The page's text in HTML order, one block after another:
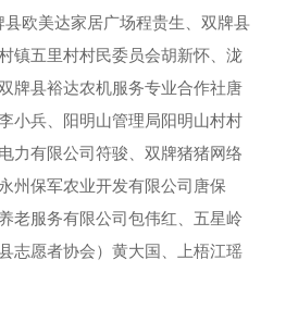
欧美达家居广场程贵生、双牌县
镇五里村村民委员会胡新怀、泷
牌县裕达农机服务专业合作社唐
小兵、阳明山管理局阳明山村村
力有限公司符骏、双牌猪猪网络
州保军农业开发有限公司唐保
老服务有限公司包伟红、五星岭
志愿者协会）黄大国、上梧江瑶